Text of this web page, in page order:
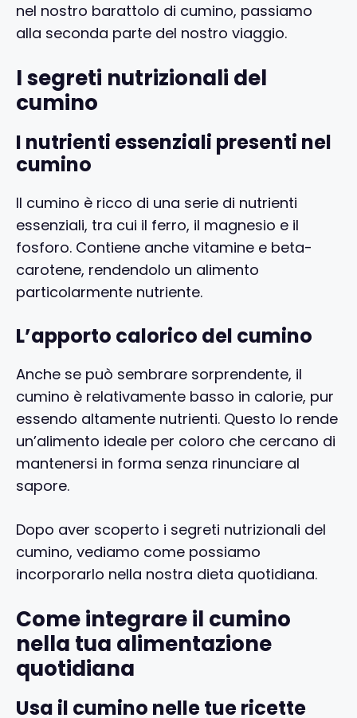
nel nostro barattolo di cumino, passiamo
alla seconda parte del nostro viaggio.
I segreti nutrizionali del
cumino
I nutrienti essenziali presenti nel
cumino
Il cumino è ricco di una serie di nutrienti
essenziali, tra cui il ferro, il magnesio e il
fosforo. Contiene anche vitamine e beta-
carotene, rendendolo un alimento
particolarmente nutriente.
L’apporto calorico del cumino
Anche se può sembrare sorprendente, il
cumino è relativamente basso in calorie, pur
essendo altamente nutrienti. Questo lo rende
un’alimento ideale per coloro che cercano di
mantenersi in forma senza rinunciare al
sapore.
Dopo aver scoperto i segreti nutrizionali del
cumino, vediamo come possiamo
incorporarlo nella nostra dieta quotidiana.
Come integrare il cumino
nella tua alimentazione
quotidiana
Usa il cumino nelle tue ricette